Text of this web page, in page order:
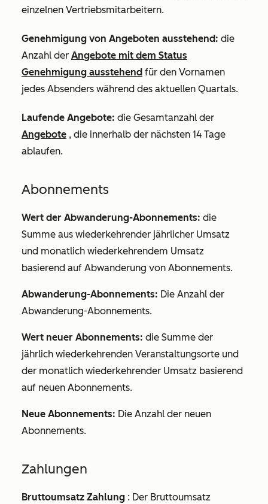
einzelnen Vertriebsmitarbeitern.
Genehmigung von Angeboten ausstehend: die
Anzahl der Angebote mit dem Status
Genehmigung ausstehend für den Vornamen
jedes Absenders während des aktuellen Quartals.
Laufende Angebote: die Gesamtanzahl der
Angebote , die innerhalb der nächsten 14 Tage
ablaufen.
Abonnements
Wert der Abwanderung-Abonnements: die
Summe aus wiederkehrender jährlicher Umsatz
und monatlich wiederkehrendem Umsatz
basierend auf Abwanderung von Abonnements.
Abwanderung-Abonnements: Die Anzahl der
Abwanderung-Abonnements.
Wert neuer Abonnements: die Summe der
jährlich wiederkehrenden Veranstaltungsorte und
der monatlich wiederkehrender Umsatz basierend
auf neuen Abonnements.
Neue Abonnements: Die Anzahl der neuen
Abonnements.
Zahlungen
Bruttoumsatz Zahlung : Der Bruttoumsatz